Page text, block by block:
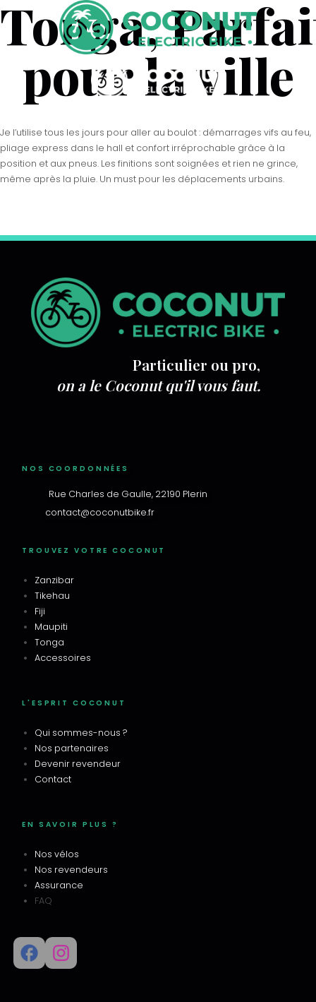
Tonga,
pour la ville
Je l’utilise tous les jours pour aller au boulot : démarrages vifs au feu,
pliage express dans le hall et confort irréprochable grâce à la
position et aux pneus. Les finitions sont soignées et rien ne grince,
même après la pluie. Un must pour les déplacements urbains.
Particulier ou pro,
on a le Coconut qu'il vous faut.
NOS COORDONNÉES
Rue Charles de Gaulle, 22190 Plerin
contact@coconutbike.fr
TROUVEZ VOTRE COCONUT
Zanzibar
Tikehau
Fiji
Maupiti
Tonga
Accessoires
L'ESPRIT COCONUT
Qui sommes-nous ?
Nos partenaires
Devenir revendeur
Contact
EN SAVOIR PLUS ?
Nos vélos
Nos revendeurs
Assurance
FAQ